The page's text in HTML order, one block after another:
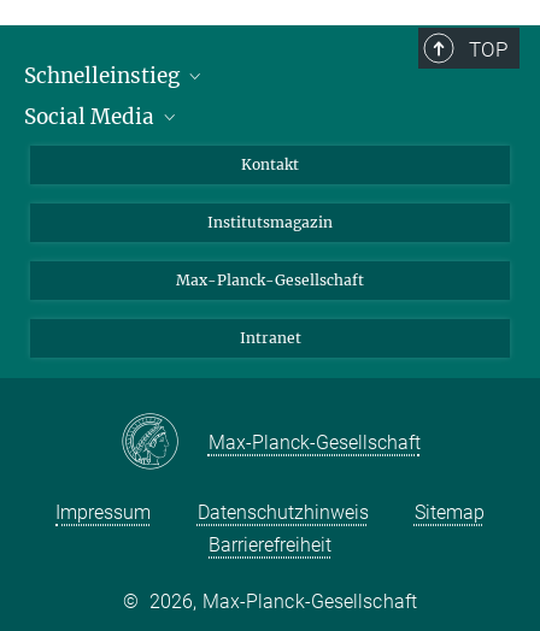
TOP
Schnelleinstieg
Alumni
Schulen
Studierende
Social Media
Facebook
YouTube
Kontakt
Institutsmagazin
Max-Planck-Gesellschaft
Intranet
Max-Planck-Gesellschaft
Impressum Datenschutzhinweis
Sitemap
Barrierefreiheit
© 2026, Max-Planck-Gesellschaft